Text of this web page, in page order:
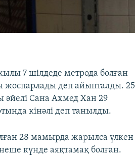
7 шілдеде метрода болған
жоспарлады деп айыпталды. 25
Сана Ахмед Хан 29
кінәлі деп танылды.
28 мамырда жарылса үлкен
күнде аяқтамақ болған.